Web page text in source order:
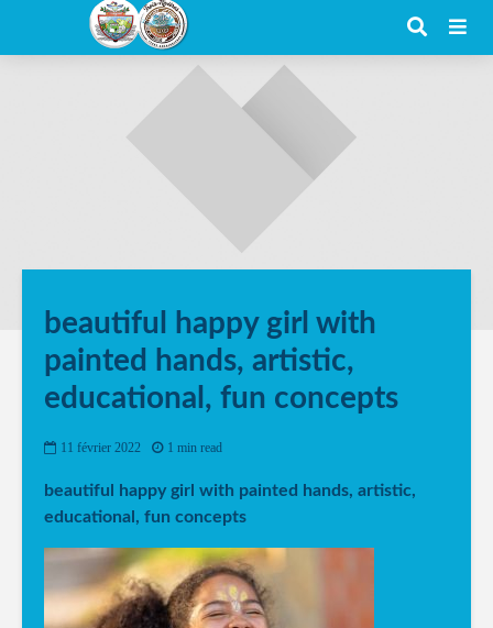
beautiful happy girl with
painted hands, artistic,
educational, fun concepts
11 février 2022 1 min read
beautiful happy girl with painted hands, artistic,
educational, fun concepts